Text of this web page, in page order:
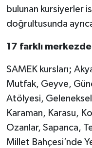
bulunan kursiyerler
doğrultusunda
17 farklı
SAMEK kursları;
Mutfak, Geyve,
Atölyesi,
Karaman, Karasu,
Ozanlar, Sapanca,
Millet Bahçesi’nde